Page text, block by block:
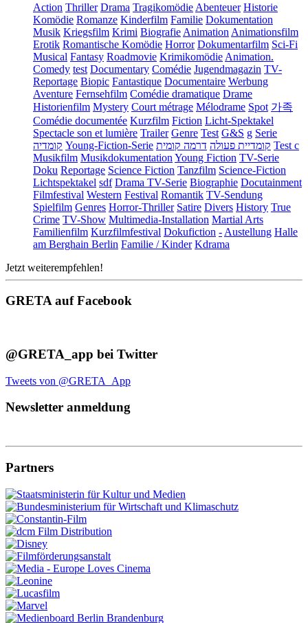
Action Thriller Drama Tragikomödie Abenteuer Historie
Komödie Romanze Kinderfilm Familie Dokumentation
Musik Kriegsfilm Krimi Biografie Animation Animationsfilm
Erotik Romantische Komödie Horror Dokumentarfilm Sci-Fi
Musical Fantasy Roadmovie Krimikomödie Animation.
Comedy test Documentary Comédie Jugendmagazin TV-
Reportage Biopic Fantastique Documentaire Werbung
Aventure Fernsehfilm Comédie dramatique Drame
Historienfilm Mystery Court métrage Mélodrame Spot 가족
Comédie documentée Kurzfilm Fiction Licht-Spektakel
Spectacle son et lumière Trailer Genre Test G&S g Serie
קומדיה Young-Fiction-Serie קומדיית פעולה דרמה קומית
Test c
Musikfilm Musikdokumentation Young Fiction TV-Serie
Doku Reportage Science Fiction Tanzfilm Science-Fiction
Lichtspektakel sdf Drama TV-Serie Biographie Docutainment
Filmfestival Western Festival Romantik TV-Sendung
Spielfilm Genres Horror-Thriller Satire Divers History True
Crime TV-Show Multimedia-Installation Martial Arts
Familienfilm Kurzfilmfestival Dokufiction - Austellung Halle
am Berghain Berlin Familie / Kinder Kdrama
Jetzt weiterempfehlen!
GRETA auf Facebook
@GRETA_app bei Twitter
Tweets von @GRETA_App
Newsletter anmeldung
Partners